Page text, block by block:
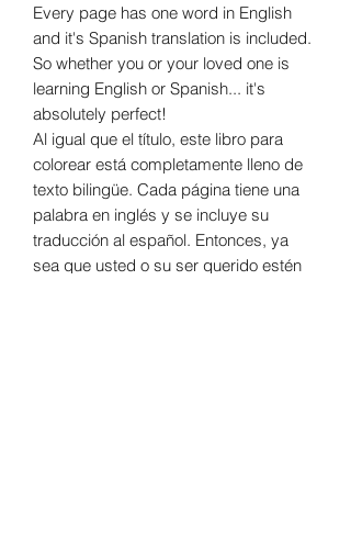
Every page has one word in English
and it's Spanish translation is included.
So whether you or your loved one is
learning English or Spanish... it's
absolutely perfect!
Al igual que el título, este libro para
colorear está completamente lleno de
texto bilingüe. Cada página tiene una
palabra en inglés y se incluye su
traducción al español. Entonces, ya
sea que usted o su ser querido estén